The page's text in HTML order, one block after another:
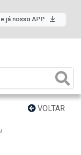
já nosso APP
VOLTAR